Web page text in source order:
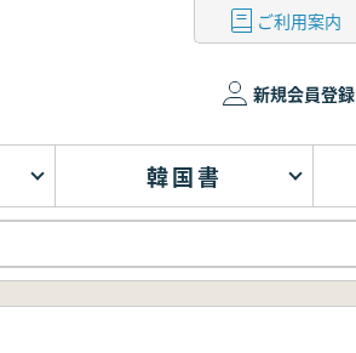
ご利用案内
新規会員登録
韓国書